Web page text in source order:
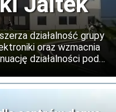
działalność grupy
oraz wzmacnia
działalności pod